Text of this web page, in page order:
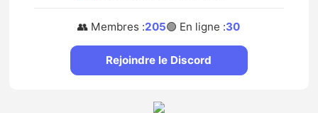
👥 Membres :205🟢 En ligne :30
Rejoindre le Discord